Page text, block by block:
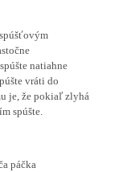
spúšťovým
natiahne
vráti do
je, že pokiaľ zlyhá
spúšte.
páčka